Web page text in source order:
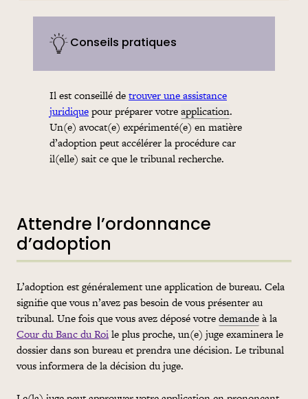
Conseils pratiques
Il est conseillé detrouver une assistance
juridiquepour préparer votreapplication.
Un(e) avocat(e) expérimenté(e) en matière
d’adoption peut accélérer la procédure car
il(elle) sait ce que le tribunal recherche.
Attendre l’ordonnance
d’adoption
L’adoption est généralement uneapplicationde bureau. Cela
signifie que vous n’avez pas besoin de vous présenter au
tribunal. Une fois que vous avez déposé votredemandeà la
Cour du Banc du Roile plus proche, un(e) juge examinera le
dossier dans son bureau et prendra une décision. Le tribunal
vous informera de la décision du juge.